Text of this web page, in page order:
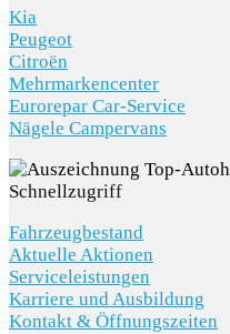
Kia
Peugeot
Citroën
Mehrmarkencenter
Eurorepar Car-Service
Nägele Campervans
Schnellzugriff
Fahrzeugbestand
Aktuelle Aktionen
Serviceleistungen
Karriere und Ausbildung
Kontakt & Öffnungszeiten